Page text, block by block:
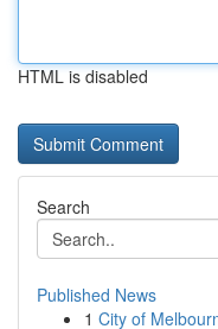
HTML is disabled
Search
Published News
1 City of